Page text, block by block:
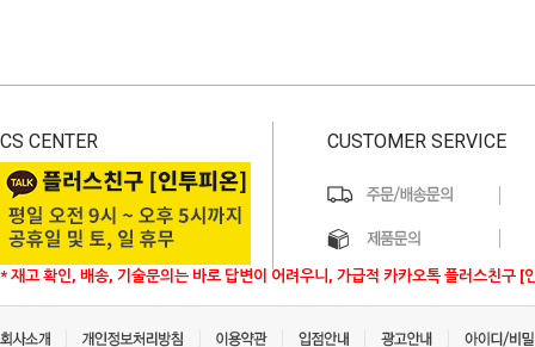
CS CENTER
* 재고 확인, 배송, 기술문의는 바로 답변이 어려우니, 가급적 카카오톡 플러스친구 [
CUSTOMER SERVICE